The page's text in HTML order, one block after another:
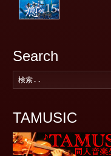
Search
TAMUSIC